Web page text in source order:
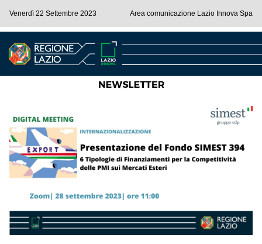
Venerdì 22 Settembre 2023 Area comunicazione Lazio Innova Spa